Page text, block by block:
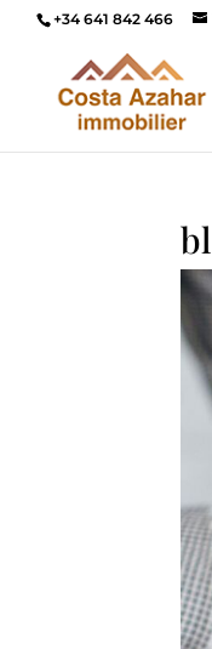
+34 641 842 466